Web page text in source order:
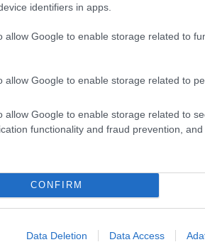
identifiers in apps.
allow Google to enable storage related to
allow Google to enable storage related to
allow Google to enable storage related to
functionality and fraud prevention, and
CONFIRM
Data Deletion Data Access